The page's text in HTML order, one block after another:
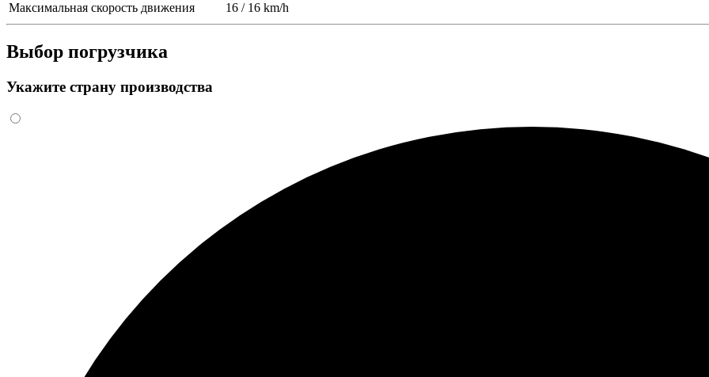
Максимальная скорость движения
16 / 16 km/h
Выбор погрузчика
Укажите страну производства